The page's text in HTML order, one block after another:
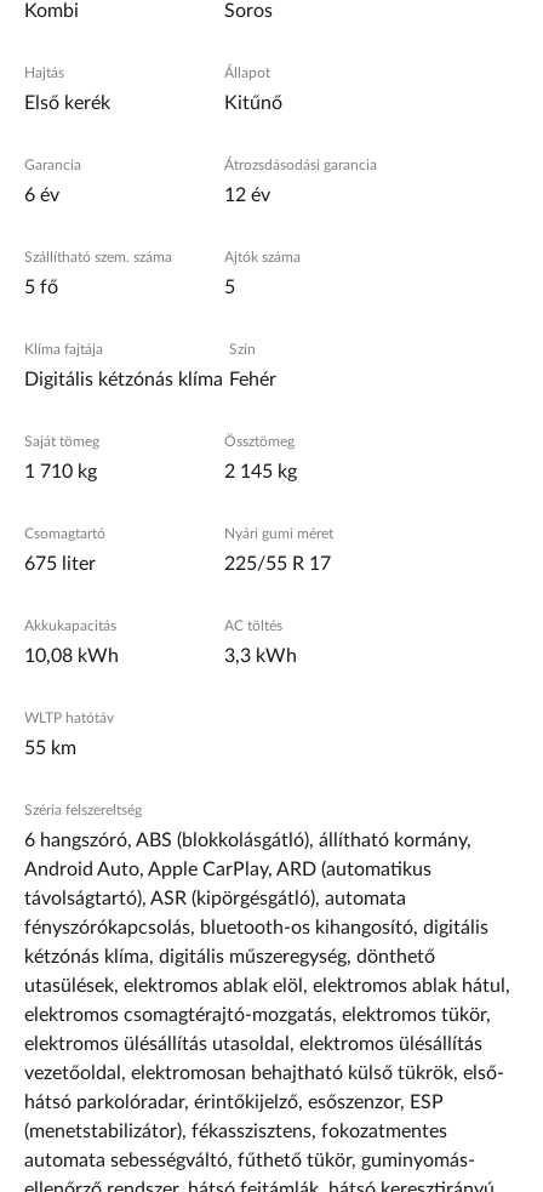
Kombi Soros
Hajtás
Első kerék
Állapot
Kitűnő
Garancia
6 év
Átrozsdásodási garancia
12 év
Szállítható szem. száma
5 fő
Ajtók száma
5
Klíma fajtája
Digitális kétzónás klíma
Szín
Fehér
Saját tömeg
1 710 kg
Össztömeg
2 145 kg
Csomagtartó
675 liter
Nyári gumi méret
225/55 R 17
Akkukapacitás
10,08 kWh
AC töltés
3,3 kWh
WLTP hatótáv
55 km
Széria felszereltség
6 hangszóró, ABS (blokkolásgátló), állítható kormány,
Android Auto, Apple CarPlay, ARD (automatikus
távolságtartó), ASR (kipörgésgátló), automata
fényszórókapcsolás, bluetooth-os kihangosító, digitális
kétzónás klíma, digitális műszeregység, dönthető
utasülések, elektromos ablak elöl, elektromos ablak hátul,
elektromos csomagtérajtó-mozgatás, elektromos tükör,
elektromos ülésállítás utasoldal, elektromos ülésállítás
vezetőoldal, elektromosan behajtható külső tükrök, első-
hátsó parkolóradar, érintőkijelző, esőszenzor, ESP
(menetstabilizátor), fékasszisztens, fokozatmentes
automata sebességváltó, fűthető tükör, guminyomás-